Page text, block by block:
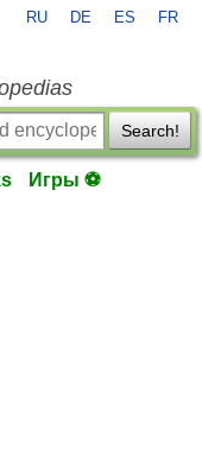
RU DE ES FR
Search!
Игры ⚽